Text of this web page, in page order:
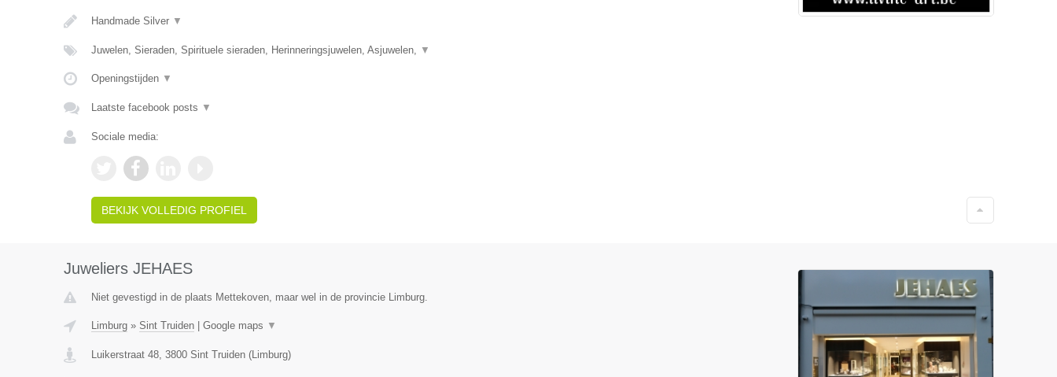
Handmade Silver ▼
Juwelen, Sieraden, Spirituele sieraden, Herinneringsjuwelen, Asjuwelen, ▼
Openingstijden ▼
Laatste facebook posts ▼
Sociale media:
BEKIJK VOLLEDIG PROFIEL
Juweliers JEHAES
Niet gevestigd in de plaats Mettekoven, maar wel in de provincie Limburg.
Limburg» Sint Truiden| Google maps ▼
Luikerstraat 48, 3800 Sint Truiden(Limburg)